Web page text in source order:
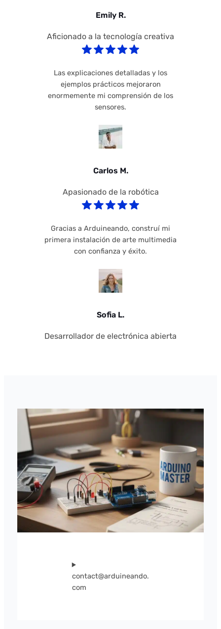
Emily R.
Aficionado a la tecnología creativa
Las explicaciones detalladas y los
ejemplos prácticos mejoraron
enormemente mi comprensión de los
sensores.
Carlos M.
Apasionado de la robótica
Gracias a Arduineando, construí mi
primera instalación de arte multimedia
con confianza y éxito.
Sofia L.
Desarrollador de electrónica abierta
contact@arduineando.
com